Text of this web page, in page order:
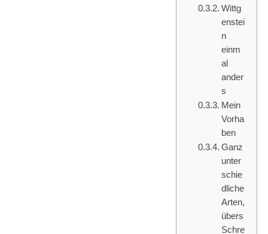
Wittg
enstei
n
einm
al
ander
s
Mein
Vorha
ben
Ganz
unter
schie
dliche
Arten,
übers
Schre